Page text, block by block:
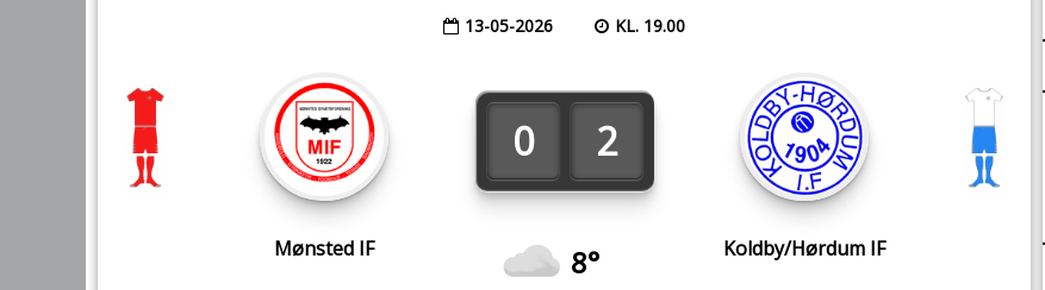
13-05-2026
KL. 19.00
Mønsted IF
0 2
8° Koldby/Hørdum IF